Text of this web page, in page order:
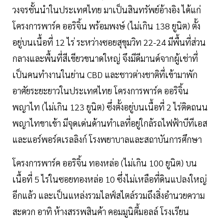
วงจรชั้นนำในประเทศไทย มาเป็นสินทรัพย์อ้างอิง ได้แก่
โครงการพาร์ค ออริจิ้น พร้อมพงษ์ (ไม่เกิน 138 ยูนิต) ตั้ง
อยู่บนเนื้อที่ 12 ไร่ ระหว่างซอยสุขุมวิท 22-24 มีพื้นที่ส่วน
กลางและพื้นที่สีเขียวขนาดใหญ่ จึงมีดีมานด์จากผู้เช่าที่
เป็นคนทำงานในย่าน CBD และชาวต่างชาติที่เข้ามาพัก
อาศัยระยะยาวในประเทศไทย โครงการพาร์ค ออริจิ้น
พญาไท (ไม่เกิน 123 ยูนิต) ซึ่งตั้งอยู่บนเนื้อที่ 2 ไร่ติดถนน
พญาไทขาเข้า มีจุดเด่นด้านทำเลที่อยู่ใกล้รถไฟฟ้าบีทีเอส
และแอร์พอร์ตเรลลิงก์ โรงพยาบาลและสถาบันการศึกษา
โครงการพาร์ค ออริจิ้น ทองหล่อ (ไม่เกิน 100 ยูนิต) บน
เนื้อที่ 5 ไร่ในซอยทองหล่อ 10 ซึ่งไม่เหลือที่ดินแปลงใหญ่
อีกแล้ว และเป็นแหล่งรวมไลฟ์สไตล์รวมถึงสิ่งอำนวยความ
สะดวก อาทิ ห้างสรรพสินค้า คอมมูนิตี้มอลล์ โรงเรียน